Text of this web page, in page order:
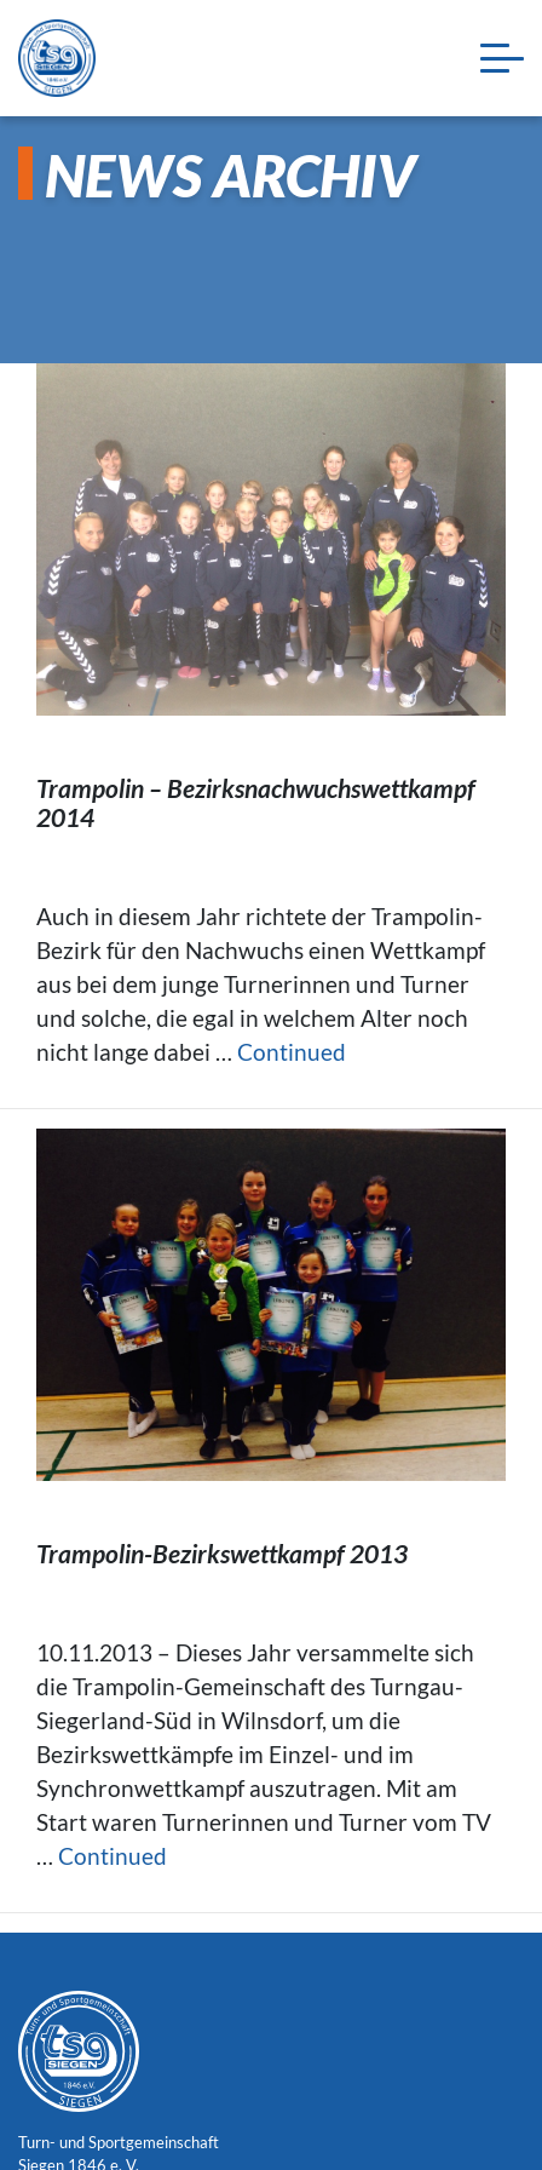
NEWS ARCHIV
Trampolin – Bezirksnachwuchswettkampf
2014
Auch in diesem Jahr richtete der Trampolin-
Bezirk für den Nachwuchs einen Wettkampf
aus bei dem junge Turnerinnen und Turner
und solche, die egal in welchem Alter noch
nicht lange dabei … Continued
Trampolin-Bezirkswettkampf 2013
10.11.2013 – Dieses Jahr versammelte sich
die Trampolin-Gemeinschaft des Turngau-
Siegerland-Süd in Wilnsdorf, um die
Bezirkswettkämpfe im Einzel- und im
Synchronwettkampf auszutragen. Mit am
Start waren Turnerinnen und Turner vom TV
… Continued
Turn- und Sportgemeinschaft
Siegen 1846 e. V.